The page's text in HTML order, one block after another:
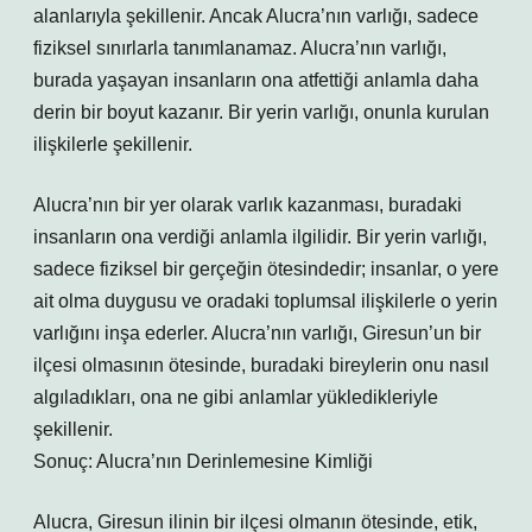
alanlarıyla şekillenir. Ancak Alucra’nın varlığı, sadece
fiziksel sınırlarla tanımlanamaz. Alucra’nın varlığı,
burada yaşayan insanların ona atfettiği anlamla daha
derin bir boyut kazanır. Bir yerin varlığı, onunla kurulan
ilişkilerle şekillenir.
Alucra’nın bir yer olarak varlık kazanması, buradaki
insanların ona verdiği anlamla ilgilidir. Bir yerin varlığı,
sadece fiziksel bir gerçeğin ötesindedir; insanlar, o yere
ait olma duygusu ve oradaki toplumsal ilişkilerle o yerin
varlığını inşa ederler. Alucra’nın varlığı, Giresun’un bir
ilçesi olmasının ötesinde, buradaki bireylerin onu nasıl
algıladıkları, ona ne gibi anlamlar yükledikleriyle
şekillenir.
Sonuç: Alucra’nın Derinlemesine Kimliği
Alucra, Giresun ilinin bir ilçesi olmanın ötesinde, etik,